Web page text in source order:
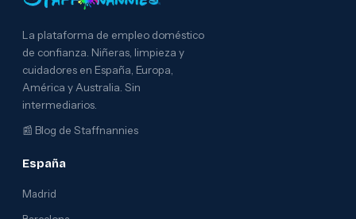
La plataforma de empleo doméstico
de confianza. Niñeras, limpieza y
cuidadores en España, Europa,
América y Australia. Sin
intermediarios.
📰 Blog de Staffnannies
España
Madrid